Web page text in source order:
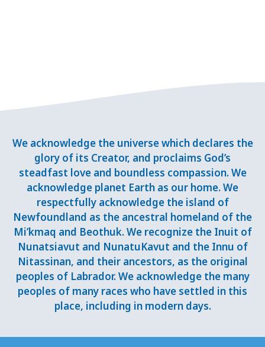
We acknowledge the universe which declares the
glory of its Creator, and proclaims God’s
steadfast love and boundless compassion. We
acknowledge planet Earth as our home. We
respectfully acknowledge the island of
Newfoundland as the ancestral homeland of the
Mi’kmaq and Beothuk. We recognize the Inuit of
Nunatsiavut and NunatuKavut and the Innu of
Nitassinan, and their ancestors, as the original
peoples of Labrador. We acknowledge the many
peoples of many races who have settled in this
place, including in modern days.